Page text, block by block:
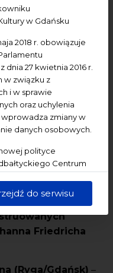
w Gdańsku
2018 r. obowiązuje
dnia 27 kwietnia 2016 r.
w związku z
i w sprawie
oraz uchylenia
zmiany w
danych osobowych.
polityce
Centrum
z należytą
przepisami.
do serwisu
Dodaj do iCal
św. Jana
Podczas
organowego
usłyszymy
Friedricha
(Ryga/Gdańsk) –